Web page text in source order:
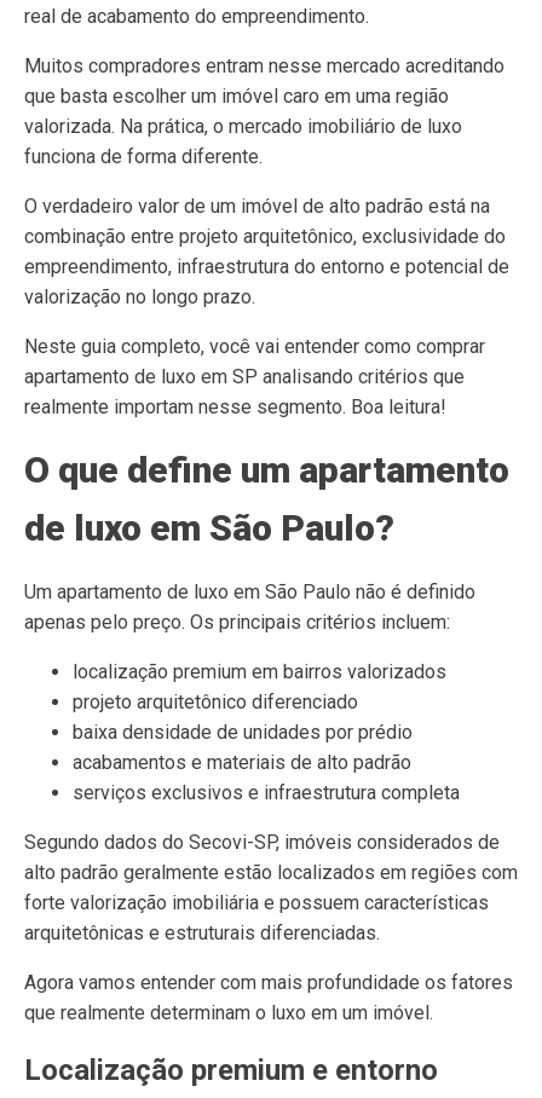
real de acabamento do empreendimento.
Muitos compradores entram nesse mercado acreditando
que basta escolher um imóvel caro em uma região
valorizada. Na prática, o mercado imobiliário de luxo
funciona de forma diferente.
O verdadeiro valor de um imóvel de alto padrão está na
combinação entre projeto arquitetônico, exclusividade do
empreendimento, infraestrutura do entorno e potencial de
valorização no longo prazo.
Neste guia completo, você vai entender como comprar
apartamento de luxo em SP analisando critérios que
realmente importam nesse segmento. Boa leitura!
O que define um apartamento
de luxo em São Paulo?
Um apartamento de luxo em São Paulo não é definido
apenas pelo preço. Os principais critérios incluem:
localização premium em bairros valorizados
projeto arquitetônico diferenciado
baixa densidade de unidades por prédio
acabamentos e materiais de alto padrão
serviços exclusivos e infraestrutura completa
Segundo dados do Secovi-SP, imóveis considerados de
alto padrão geralmente estão localizados em regiões com
forte valorização imobiliária e possuem características
arquitetônicas e estruturais diferenciadas.
Agora vamos entender com mais profundidade os fatores
que realmente determinam o luxo em um imóvel.
Localização premium e entorno